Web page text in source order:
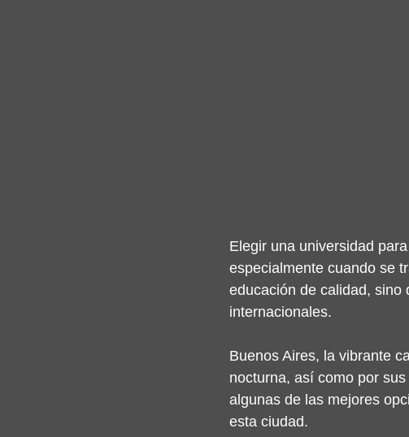
Elegir una universidad
especialmente cuando se
educación de calidad, sino
internacionales.
Buenos Aires, la vibrante
nocturna, así como por
algunas de las mejores
esta ciudad.